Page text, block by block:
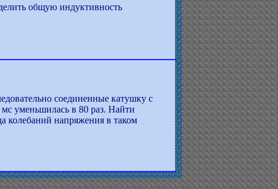
общую индуктивность
соединенные катушку с
уменьшилась в 80 раз. Найти
колебаний напряжения в таком